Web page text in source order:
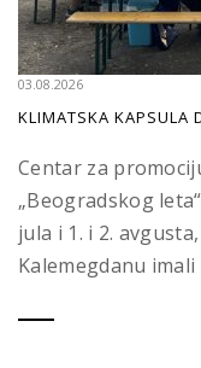
03.08.2026
KLIMATSKA KAPSULA
Centar za
„Beogradskog
jula i 1. i 2.
Kalemegdanu